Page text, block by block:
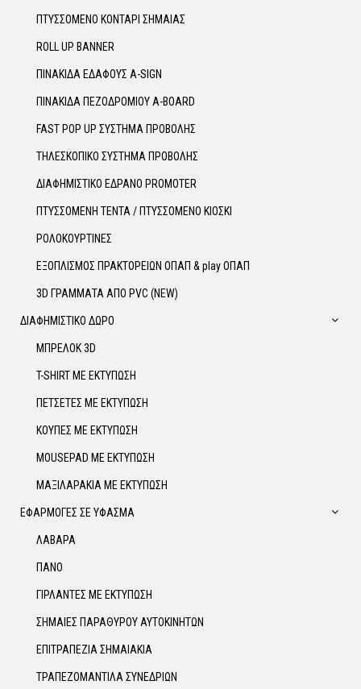
ΠΤΥΣΣΟΜΕΝΟ ΚΟΝΤΑΡΙ ΣΗΜΑΙΑΣ
ROLL UP BANNER
ΠΙΝΑΚΙΔΑ ΕΔΑΦΟΥΣ A-SIGN
ΠΙΝΑΚΙΔΑ ΠΕΖΟΔΡΟΜΙΟΥ A-BOARD
FAST POP UP ΣΥΣΤΗΜΑ ΠΡΟΒΟΛΗΣ
ΤΗΛΕΣΚΟΠΙΚΟ ΣΥΣΤΗΜΑ ΠΡΟΒΟΛΗΣ
ΔΙΑΦΗΜΙΣΤΙΚΟ ΕΔΡΑΝΟ PROMOTER
ΠΤΥΣΣΟΜΕΝΗ ΤΕΝΤΑ / ΠΤΥΣΣΟΜΕΝΟ ΚΙΟΣΚΙ
ΡΟΛΟΚΟΥΡΤΙΝΕΣ
ΕΞΟΠΛΙΣΜΟΣ ΠΡΑΚΤΟΡΕΙΩΝ ΟΠΑΠ & play ΟΠΑΠ
3D ΓΡΑΜΜΑΤΑ ΑΠΟ PVC (NEW)
ΔΙΑΦΗΜΙΣΤΙΚΟ ΔΩΡΟ
ΜΠΡΕΛΟΚ 3D
T-SHIRT ΜΕ ΕΚΤΥΠΩΣΗ
ΠΕΤΣΕΤΕΣ ΜΕ ΕΚΤΥΠΩΣΗ
ΚΟΥΠΕΣ ΜΕ ΕΚΤΥΠΩΣΗ
MOUSEPAD ΜΕ ΕΚΤΥΠΩΣΗ
ΜΑΞΙΛΑΡΑΚΙΑ ΜΕ ΕΚΤΥΠΩΣΗ
ΕΦΑΡΜΟΓΕΣ ΣΕ ΥΦΑΣΜΑ
ΛΑΒΑΡΑ
ΠΑΝΟ
ΓΙΡΛΑΝΤΕΣ ΜΕ ΕΚΤΥΠΩΣΗ
ΣΗΜΑΙΕΣ ΠΑΡΑΘΥΡΟΥ ΑΥΤΟΚΙΝΗΤΩΝ
ΕΠΙΤΡΑΠΕΖΙΑ ΣΗΜΑΙΑΚΙΑ
ΤΡΑΠΕΖΟΜΑΝΤΙΛΑ ΣΥΝΕΔΡΙΩΝ